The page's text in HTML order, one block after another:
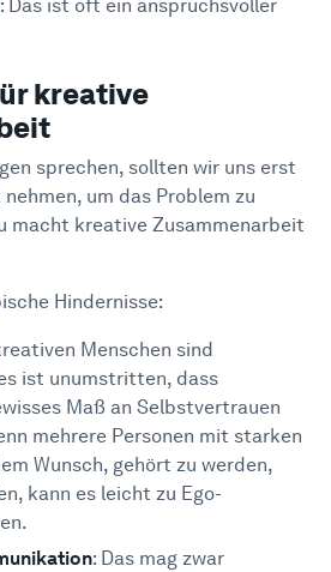
Das ist oft ein anspruchsvoller
kreative
sprechen, sollten wir uns erst
um das Problem zu
macht kreative Zusammenarbeit
Hindernisse:
Menschen sind
ist unumstritten, dass
Maß an Selbstvertrauen
mehrere Personen mit starken
Wunsch, gehört zu werden,
kann es leicht zu Ego-
: Das mag zwar